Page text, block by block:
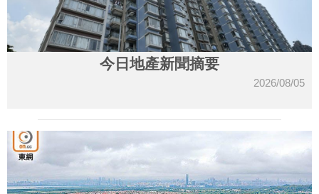
今日地產新聞摘要
2026/08/05